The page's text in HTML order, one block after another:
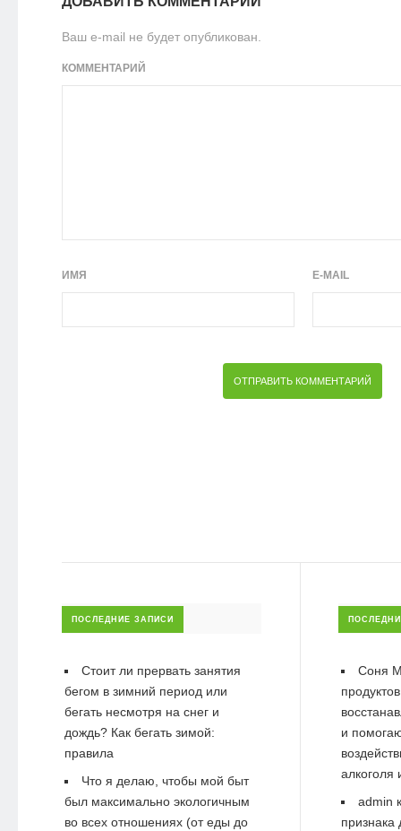
Ваш e-mail не будет опубликован.
КОММЕНТАРИЙ
ИМЯ E-MAIL
ПОСЛЕДНИЕ ЗАПИСИ
Стоит ли прервать занятия
бегом в зимний период или
бегать несмотря на снег и
дождь? Как бегать зимой:
правила
Что я делаю, чтобы мой быт
был максимально экологичным
во всех отношениях (от еды до
Соня
и
алкоголя
admin